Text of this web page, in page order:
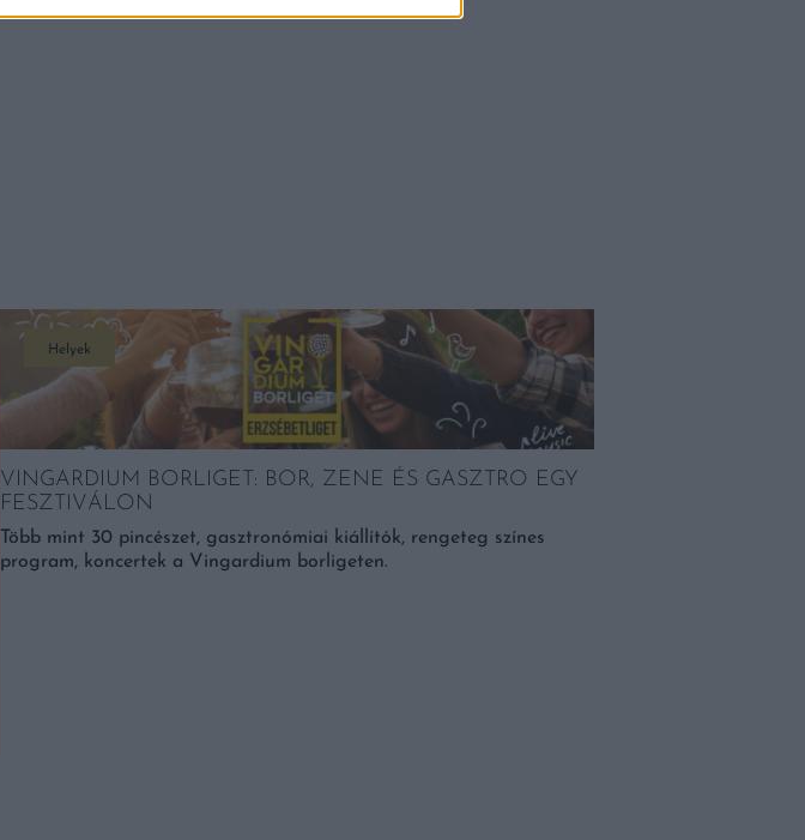
Helyek
VINGARDIUM BORLIGET: BOR, ZENE ÉS GASZTRO EGY
FESZTIVÁLON
Több mint 30 pincészet, gasztronómiai kiállítók, rengeteg színes
program, koncertek a Vingardium borligeten.